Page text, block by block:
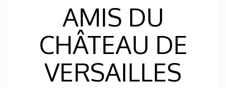
AMIS DU
CHÂTEAU DE
VERSAILLES